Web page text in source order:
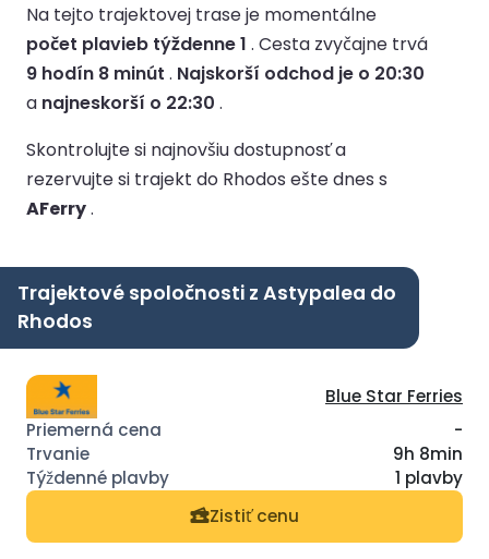
Na tejto trajektovej trase je momentálne
počet plavieb týždenne 1 . Cesta zvyčajne trvá
9 hodín 8 minút . Najskorší odchod je o 20:30
a najneskorší o 22:30 .
Skontrolujte si najnovšiu dostupnosť a
rezervujte si trajekt do Rhodos ešte dnes s
AFerry.
Trajektové spoločnosti z Astypalea do
Rhodos
Blue Star Ferries
-
9h 8min
1 plavby
Zistiť cenu